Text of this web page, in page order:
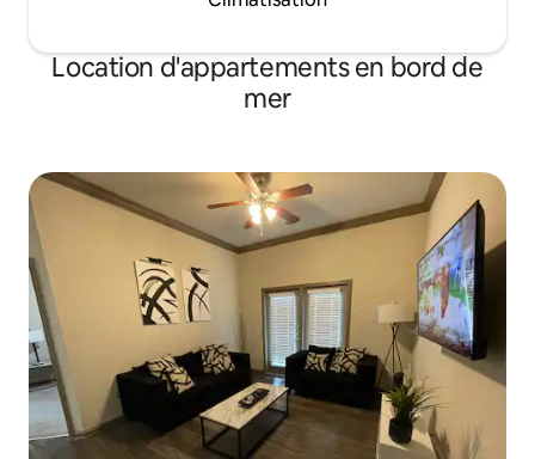
Location d'appartements en bord de
mer